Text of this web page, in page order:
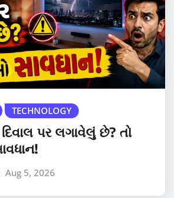
TECHNOLOGY
પર લગાવેલું છે? તો
Aug 5, 2026